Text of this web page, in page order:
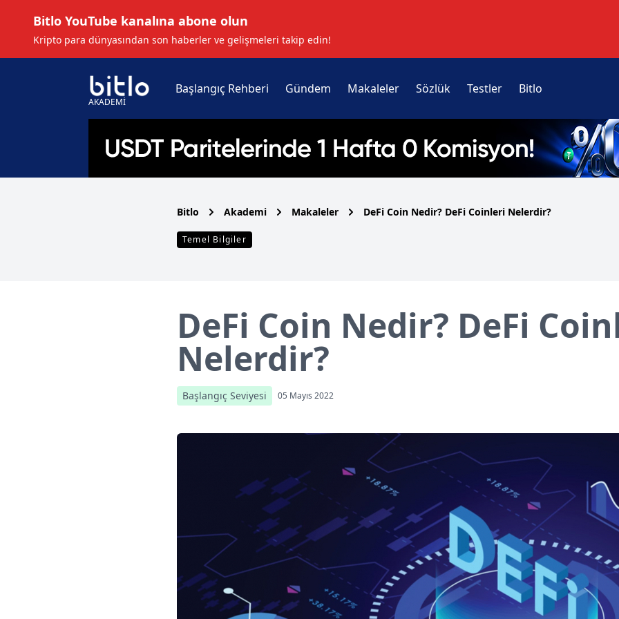
Bitlo YouTube kanalına abone olun
Kripto para dünyasından son haberler ve gelişmeleri takip edin!
AKADEMİ
Başlangıç Rehberi Gündem Makaleler Sözlük Testler Bitlo
Bitlo Akademi Makaleler DeFi Coin Nedir? DeFi Coinleri Nelerdir?
Temel Bilgiler
DeFi Coin Nedir? DeFi
Nelerdir?
Başlangıç Seviyesi 05 Mayıs 2022